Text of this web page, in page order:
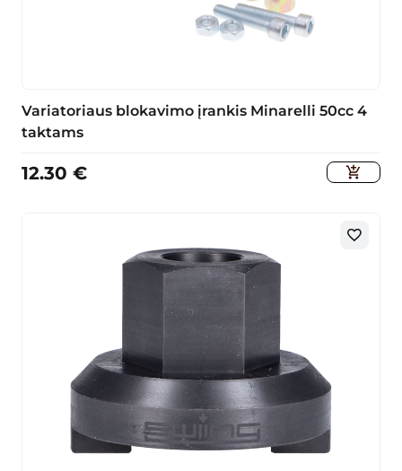
Variatoriaus blokavimo įrankis Minarelli 50cc 4
taktams
12.30 €